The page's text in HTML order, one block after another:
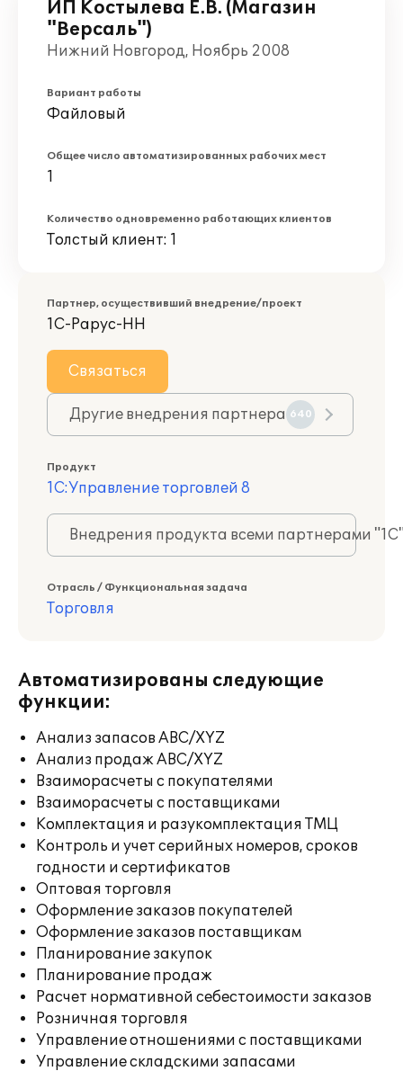
ИП Костылева Е.В. (Магазин
"Версаль")
Нижний Новгород, Ноябрь 2008
Вариант работы
Файловый
Общее число автоматизированных рабочих мест
1
Количество одновременно работающих клиентов
Толстый клиент: 1
Партнер, осуществивший внедрение/проект
1С-Рарус-НН
Связаться
Другие внедрения партнера 640
Продукт
1С:Управление торговлей 8
Внедрения продукта всеми партнерами
Отрасль / Функциональная задача
Торговля
Автоматизированы следующие
функции:
Анализ запасов ABC/XYZ
Анализ продаж ABC/XYZ
Взаиморасчеты с покупателями
Взаиморасчеты с поставщиками
Комплектация и разукомплектация ТМЦ
Контроль и учет серийных номеров, сроков
годности и сертификатов
Оптовая торговля
Оформление заказов покупателей
Оформление заказов поставщикам
Планирование закупок
Планирование продаж
Расчет нормативной себестоимости заказов
Розничная торговля
Управление отношениями с поставщиками
Управление складскими запасами